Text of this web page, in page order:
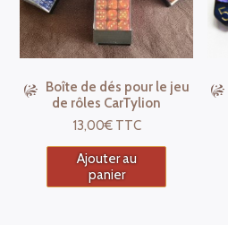
Boîte de dés pour le jeu
de rôles CarTylion
13,00€ TTC
Ajouter au
panier